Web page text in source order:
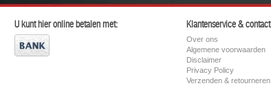
U kunt hier online betalen met: Klantenservice & contact
Over ons
Algemene voorwaarden
Disclaimer
Privacy Policy
Verzenden & retourneren